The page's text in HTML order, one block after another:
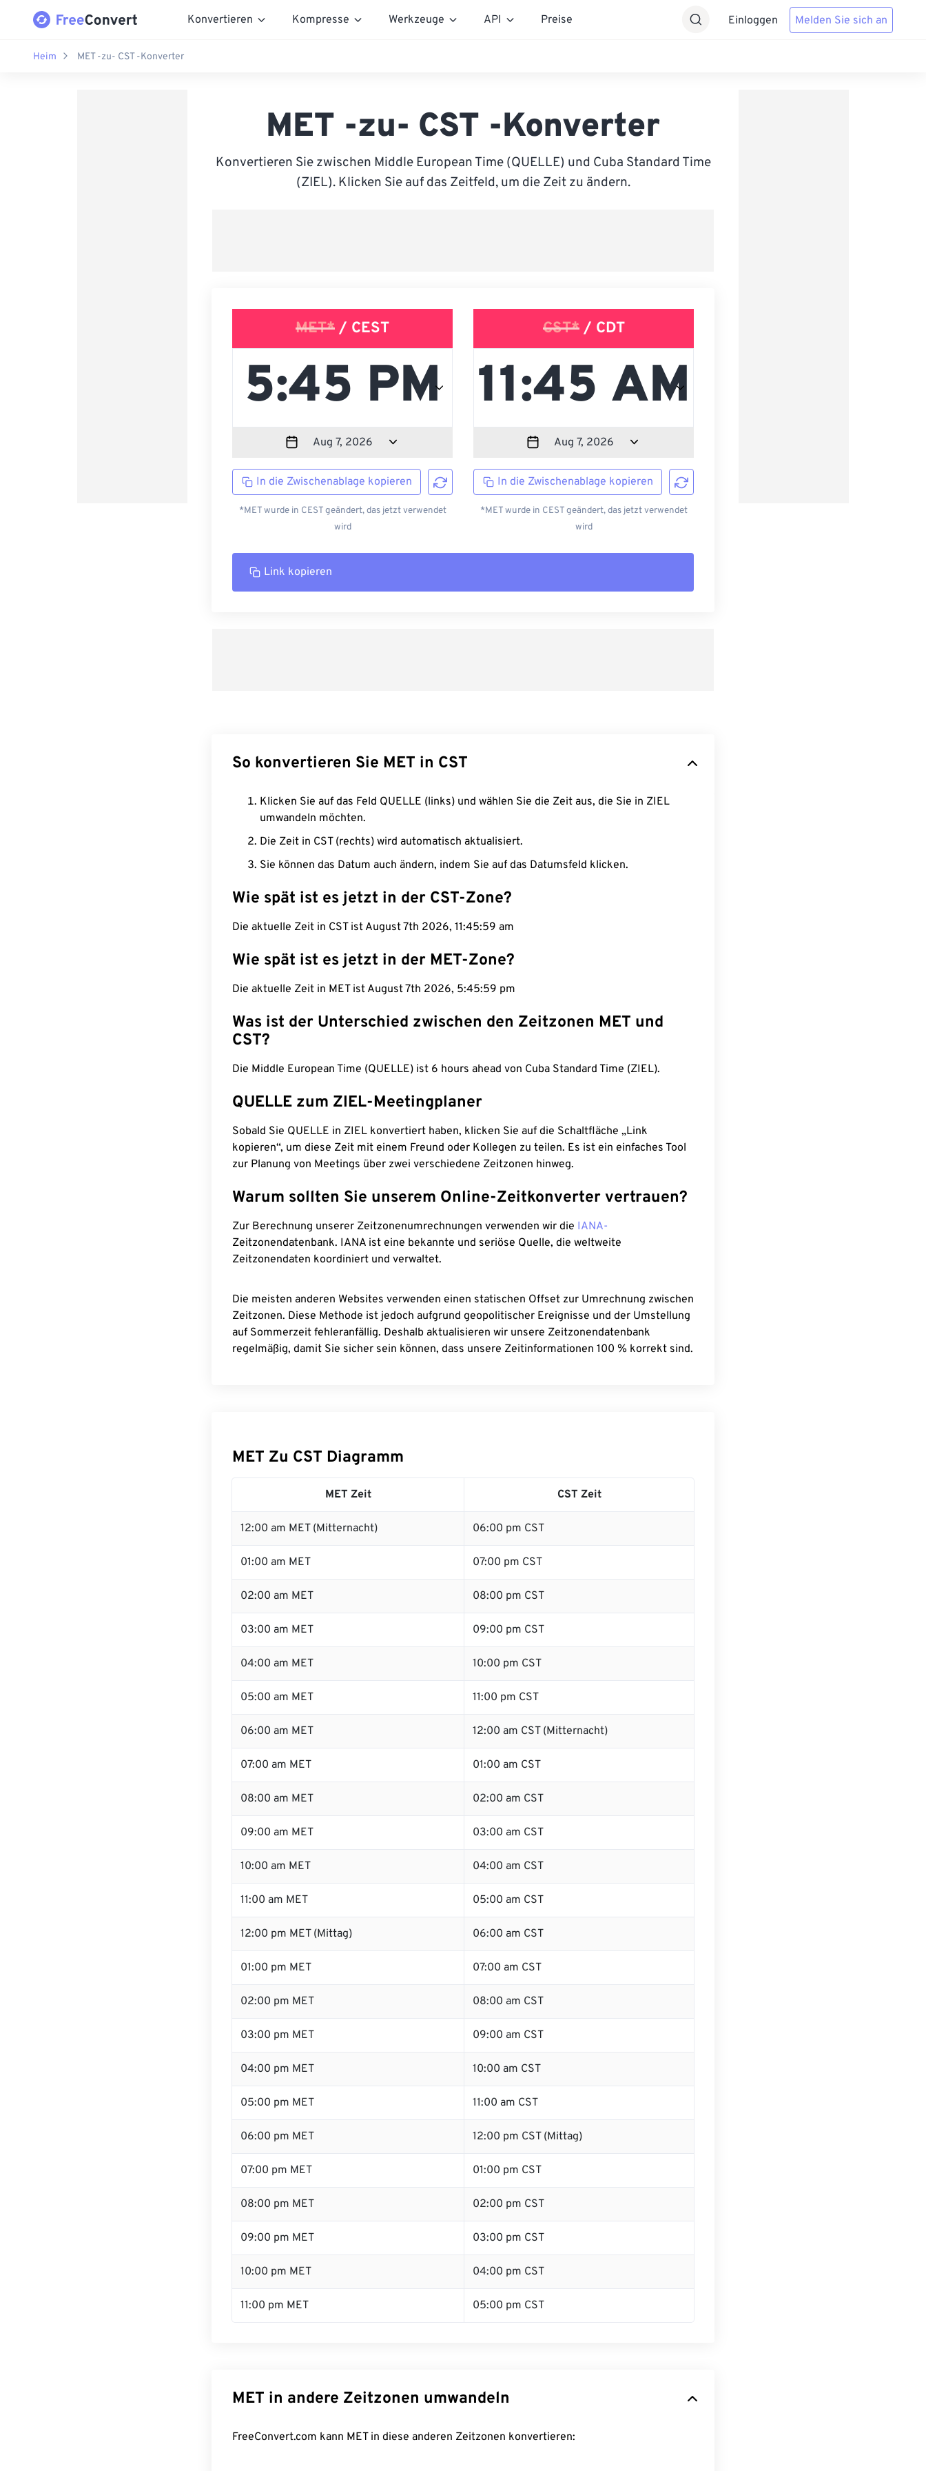
Konvertieren Kompresse Werkzeuge API Preise Einloggen Melden Sie sich an
Heim MET -zu- CST -Konverter
MET -zu- CST -Konverter
Konvertieren Sie zwischen Middle European Time (QUELLE) und Cuba Standard Time
(ZIEL). Klicken Sie auf das Zeitfeld, um die Zeit zu ändern.
MET* / CEST
In die Zwischenablage kopieren
*MET wurde in CEST geändert, das jetzt verwendet
wird
CST*/ CDT
In die Zwischenablage kopieren
*MET wurde in CEST geändert, das jetzt verwendet
wird
Link kopieren
So konvertieren Sie MET in CST
Klicken Sie auf das Feld QUELLE (links) und wählen Sie die Zeit aus, die Sie in ZIEL
umwandeln möchten.
Die Zeit in CST (rechts) wird automatisch aktualisiert.
Sie können das Datum auch ändern, indem Sie auf das Datumsfeld klicken.
Wie spät ist es jetzt in der CST-Zone?
Die aktuelle Zeit in CST ist August 7th 2026, 11:46:00 am
Wie spät ist es jetzt in der MET-Zone?
Die aktuelle Zeit in MET ist August 7th 2026, 5:46:00 pm
Was ist der Unterschied zwischen den Zeitzonen MET und
CST?
Die Middle European Time (QUELLE) ist 6 hours ahead von Cuba Standard Time (ZIEL).
QUELLE zum ZIEL-Meetingplaner
Sobald Sie QUELLE in ZIEL konvertiert haben, klicken Sie auf die Schaltfläche „Link
kopieren“, um diese Zeit mit einem Freund oder Kollegen zu teilen. Es ist ein einfaches Tool
zur Planung von Meetings über zwei verschiedene Zeitzonen hinweg.
Warum sollten Sie unserem Online-Zeitkonverter vertrauen?
Zur Berechnung unserer Zeitzonenumrechnungen verwenden wir die IANA-
Zeitzonendatenbank. IANA ist eine bekannte und seriöse Quelle, die weltweite
Zeitzonendaten koordiniert und verwaltet.
Die meisten anderen Websites verwenden einen statischen Offset zur Umrechnung zwischen
Zeitzonen. Diese Methode ist jedoch aufgrund geopolitischer Ereignisse und der Umstellung
auf Sommerzeit fehleranfällig. Deshalb aktualisieren wir unsere Zeitzonendatenbank
regelmäßig, damit Sie sicher sein können, dass unsere Zeitinformationen 100 % korrekt sind.
MET Zu CST Diagramm
MET Zeit CST Zeit
12:00 am MET (Mitternacht) 06:00 pm CST
01:00 am MET 07:00 pm CST
02:00 am MET 08:00 pm CST
03:00 am MET 09:00 pm CST
04:00 am MET 10:00 pm CST
05:00 am MET 11:00 pm CST
06:00 am MET 12:00 am CST (Mitternacht)
07:00 am MET 01:00 am CST
08:00 am MET 02:00 am CST
09:00 am MET 03:00 am CST
10:00 am MET 04:00 am CST
11:00 am MET 05:00 am CST
12:00 pm MET (Mittag) 06:00 am CST
01:00 pm MET 07:00 am CST
02:00 pm MET 08:00 am CST
03:00 pm MET 09:00 am CST
04:00 pm MET 10:00 am CST
05:00 pm MET 11:00 am CST
06:00 pm MET 12:00 pm CST (Mittag)
07:00 pm MET 01:00 pm CST
08:00 pm MET 02:00 pm CST
09:00 pm MET 03:00 pm CST
10:00 pm MET 04:00 pm CST
11:00 pm MET 05:00 pm CST
MET in andere Zeitzonen umwandeln
FreeConvert.com kann MET in diese anderen Zeitzonen konvertieren: